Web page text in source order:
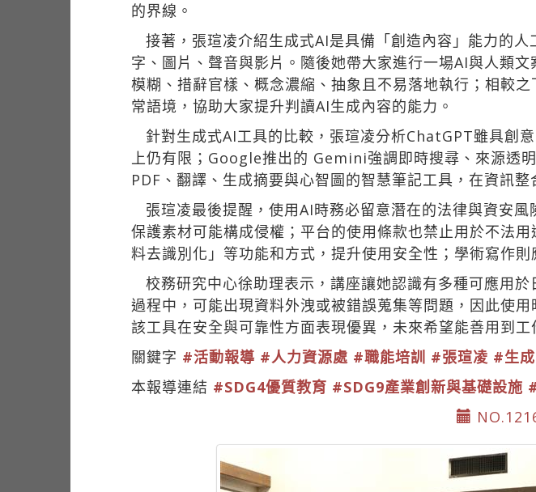
的界線。
接著，張瑄凌介紹生成式AI是具備「創造內容」能力的
字、圖片、聲音與影片。隨後她帶大家進行一場AI與人類
模糊、措辭官樣、概念濃縮、抽象且不易落地執行；相較
常語境，協助大家提升判讀AI生成內容的能力。
針對生成式AI工具的比較，張瑄凌分析ChatGPT雖具創
上仍有限；Google推出的 Gemini強調即時搜尋、來源透
PDF、翻譯、生成摘要與心智圖的智慧筆記工具，在資訊整
張瑄凌最後提醒，使用AI時務必留意潛在的法律與資安
保護素材可能構成侵權；平台的使用條款也禁止用於不法
料去識別化」等功能和方式，提升使用安全性；學術寫作
校務研究中心徐助理表示，講座讓她認識有多種可應用
過程中，可能出現資料外洩或被錯誤蒐集等問題，因此使
該工具在安全與可靠性方面表現優異，未來希望能善用到工
關鍵字 #活動報導 #人力資源處 #職能培訓 #張瑄凌 #生
本報導連結 #SDG4優質教育 #SDG9產業創新與基礎設施